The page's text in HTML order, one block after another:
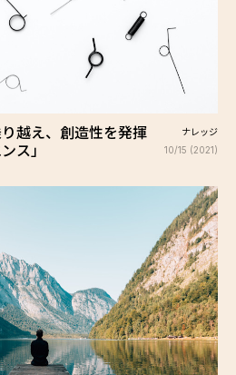
越え、創造性を発揮
ス」
ナレッジ
10/15 (2021)